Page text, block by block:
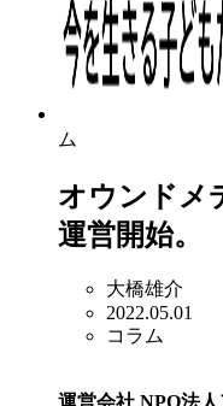
ム
オウンドメ
運営開始。
大橋雄介
2022.05.01
コラム